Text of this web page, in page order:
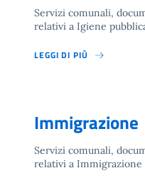
Servizi comunali,
relativi a Igiene
LEGGI DI PIÙ
Immigrazione
Servizi comunali,
relativi a Immigrazione